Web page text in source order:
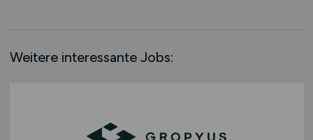
Europa
Weitere interessante Jobs: